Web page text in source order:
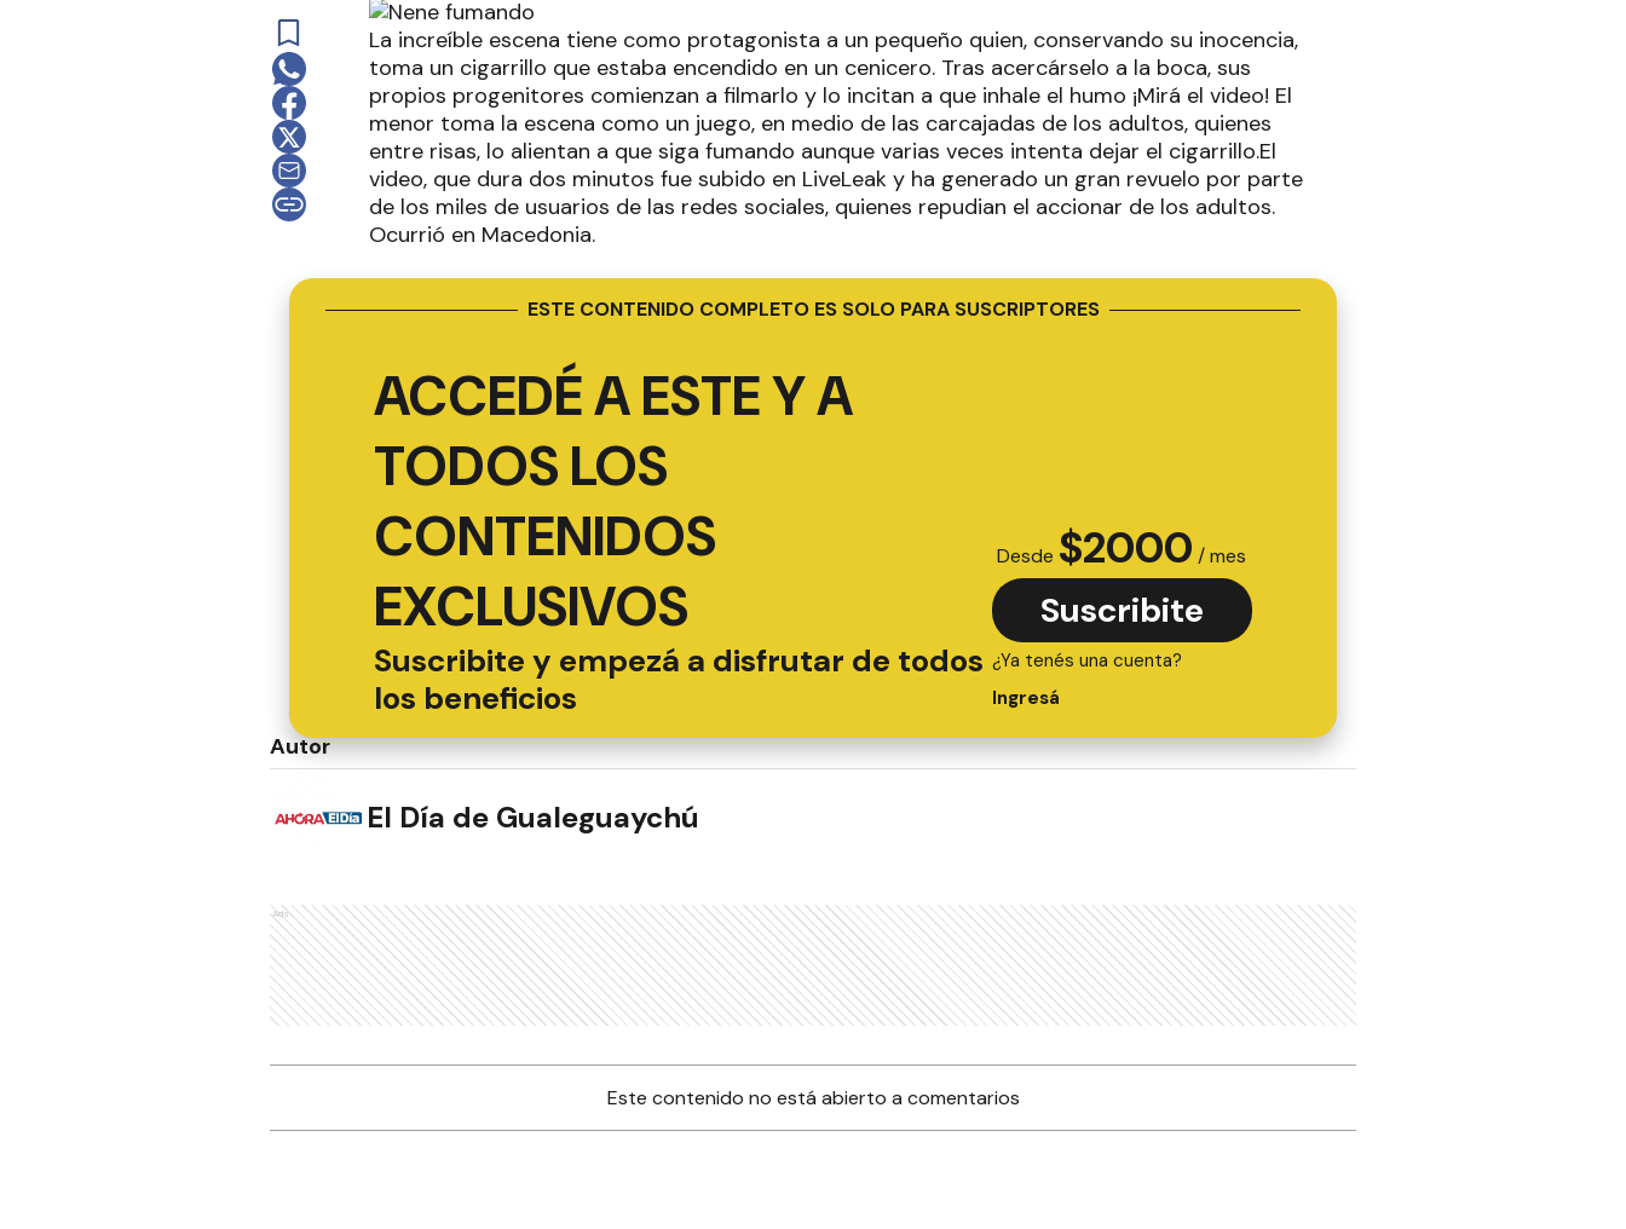
La increíble escena tiene como protagonista a un pequeño quien, conservando su inocencia,
toma un cigarrillo que estaba encendido en un cenicero. Tras acercárselo a la boca, sus
propios progenitores comienzan a filmarlo y lo incitan a que inhale el humo ¡Mirá el video! El
menor toma la escena como un juego, en medio de las carcajadas de los adultos, quienes
entre risas, lo alientan a que siga fumando aunque varias veces intenta dejar el cigarrillo.El
video, que dura dos minutos fue subido en LiveLeak y ha generado un gran revuelo por parte
de los miles de usuarios de las redes sociales, quienes repudian el accionar de los adultos.
Ocurrió en Macedonia.
ESTE CONTENIDO COMPLETO ES SOLO PARA SUSCRIPTORES
ACCEDÉ A ESTE Y A
TODOS LOS
CONTENIDOS
EXCLUSIVOS
Suscribite y empezá a disfrutar de todos
los beneficios
Desde $2000 / mes
Suscribite
¿Ya tenés una cuenta?
Ingresá
Autor
El Día de Gualeguaychú
Ads
Este contenido no está abierto a comentarios